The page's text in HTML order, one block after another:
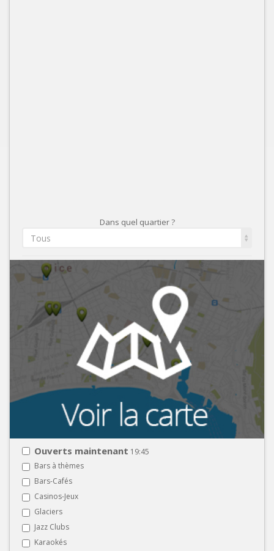
Dans quel quartier ?
Tous
Ouverts maintenant 19:45
Bars à thèmes
Bars-Cafés
Casinos-Jeux
Glaciers
Jazz Clubs
Karaokés